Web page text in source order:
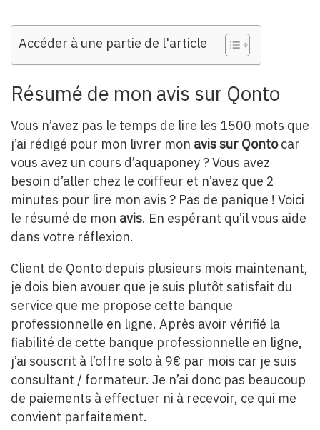
Accéder à une partie de l'article
Résumé de mon avis sur Qonto
Vous n’avez pas le temps de lire les 1500 mots que
j’ai rédigé pour mon livrer mon avis sur Qontocar
vous avez un cours d’aquaponey ? Vous avez
besoin d’aller chez le coiffeur et n’avez que 2
minutes pour lire mon avis ? Pas de panique ! Voici
le résumé de mon avis. En espérant qu’il vous aide
dans votre réflexion.
Client de Qonto depuis plusieurs mois maintenant,
je dois bien avouer que je suis plutôt satisfait du
service que me propose cette banque
professionnelle en ligne. Après avoir vérifié la
fiabilité de cette banque professionnelle en ligne,
j’ai souscrit à l’offre solo à 9€ par mois car je suis
consultant / formateur. Je n’ai donc pas beaucoup
de paiements à effectuer ni à recevoir, ce qui me
convient parfaitement.